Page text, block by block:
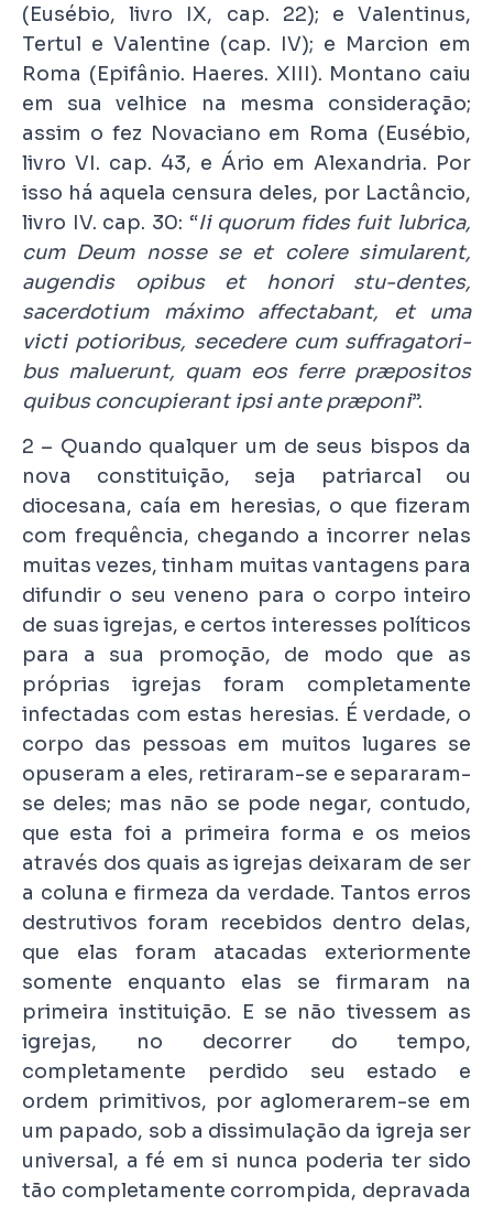
(Eusébio, livro IX, cap. 22); e Valentinus,
Tertul e Valentine (cap. IV); e Marcion em
Roma (Epifânio. Haeres. XIII). Montano caiu
em sua velhice na mesma consideração;
assim o fez Novaciano em Roma (Eusébio,
livro VI. cap. 43, e Ário em Alexandria. Por
isso há aquela censura deles, por Lactâncio,
livro IV. cap. 30: “Ii quorum fides fuit lubrica,
cum Deum nosse se et colere simularent,
augendis opibus et honori stu-dentes,
sacerdotium máximo affectabant, et uma
victi potioribus, secedere cum suffragatori-
bus maluerunt, quam eos ferre præpositos
quibus concupierant ipsi ante præponi”.
2 – Quando qualquer um de seus bispos da
nova constituição, seja patriarcal ou
diocesana, caía em heresias, o que fizeram
com frequência, chegando a incorrer nelas
muitas vezes, tinham muitas vantagens para
difundir o seu veneno para o corpo inteiro
de suas igrejas, e certos interesses políticos
para a sua promoção, de modo que as
próprias igrejas foram completamente
infectadas com estas heresias. É verdade, o
corpo das pessoas em muitos lugares se
opuseram a eles, retiraram-se e separaram-
se deles; mas não se pode negar, contudo,
que esta foi a primeira forma e os meios
através dos quais as igrejas deixaram de ser
a coluna e firmeza da verdade. Tantos erros
destrutivos foram recebidos dentro delas,
que elas foram atacadas exteriormente
somente enquanto elas se firmaram na
primeira instituição. E se não tivessem as
igrejas, no decorrer do tempo,
completamente perdido seu estado e
ordem primitivos, por aglomerarem-se em
um papado, sob a dissimulação da igreja ser
universal, a fé em si nunca poderia ter sido
tão completamente corrompida, depravada